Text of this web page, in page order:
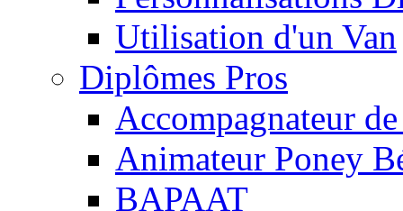
Utilisation d'un Van
Diplômes Pros
Accompagnateur
Animateur Poney
BAPAAT